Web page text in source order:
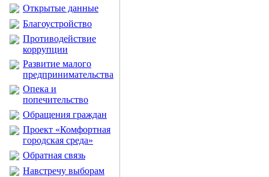
Открытые данные
Благоустройство
Противодействие
коррупции
Развитие малого
предпринимательства
Опека и
попечительство
Обращения граждан
Проект «Комфортная
городская среда»
Обратная связь
Навстречу выборам